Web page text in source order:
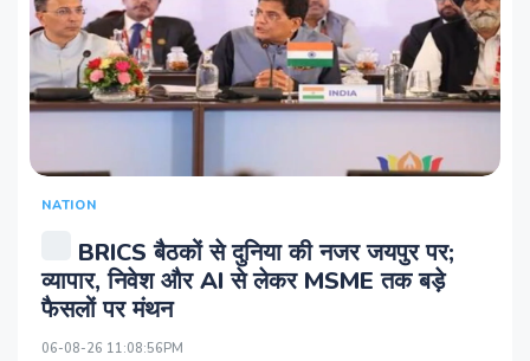
NATION
BRICS बैठकों से दुनिया की नजर जयपुर पर;
व्यापार, निवेश और AI से लेकर MSME तक बड़े
फैसलों पर मंथन
06-08-26 11:08:56PM